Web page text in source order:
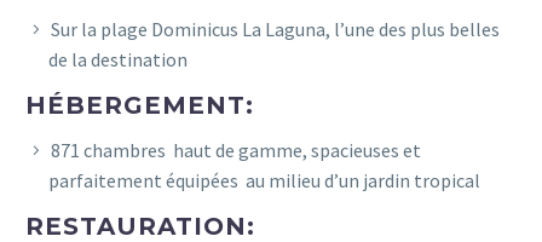
Sur la plage Dominicus La Laguna, l’une des plus belles
de la destination
HÉBERGEMENT:
871 chambres haut de gamme, spacieuses et
parfaitement équipées au milieu d’un jardin tropical
RESTAURATION: